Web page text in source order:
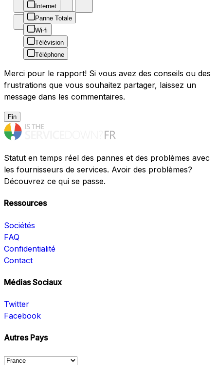
Internet
Panne Totale
Wi-fi
Télévision
Téléphone
Merci pour le rapport! Si vous avez des conseils ou des
frustrations que vous souhaitez partager, laissez un
message dans les commentaires.
Fin
Statut en temps réel des pannes et des problèmes avec
les fournisseurs de services. Avoir des problèmes?
Découvrez ce qui se passe.
Ressources
Sociétés
FAQ
Confidentialité
Contact
Médias Sociaux
Twitter
Facebook
Autres Pays